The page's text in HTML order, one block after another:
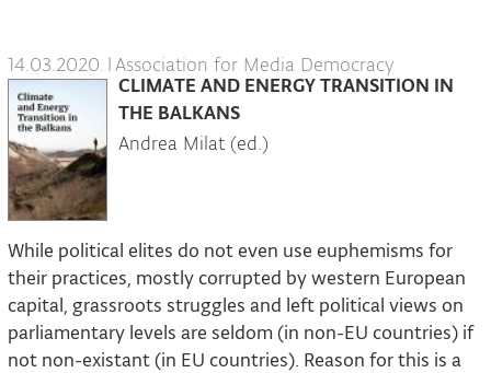
14.03.2020. |Association for Media Democracy
CLIMATE AND ENERGY TRANSITION IN
THE BALKANS
Andrea Milat (ed.)
While political elites do not even use euphemisms for
their practices, mostly corrupted by western European
capital, grassroots struggles and left political views on
parliamentary levels are seldom (in non-EU countries) if
not non-existant (in EU countries). Reason for this is a